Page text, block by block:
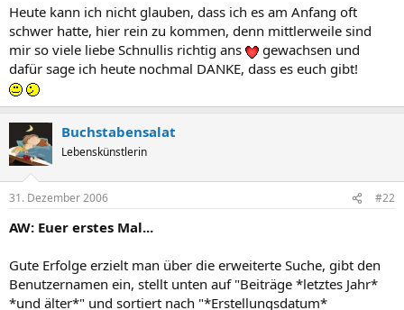
Heute kann ich nicht glauben, dass ich es am Anfang oft
schwer hatte, hier rein zu kommen, denn mittlerweile sind
mir so viele liebe Schnullis richtig ans
gewachsen und
dafür sage ich heute nochmal DANKE, dass es euch gibt!
Buchstabensalat
Lebenskünstlerin
31. Dezember 2006 #22
AW: Euer erstes Mal...
Gute Erfolge erzielt man über die erweiterte Suche, gibt den
Benutzernamen ein, stellt unten auf "Beiträge *letztes Jahr*
*und älter*" und sortiert nach "*Erstellungsdatum*